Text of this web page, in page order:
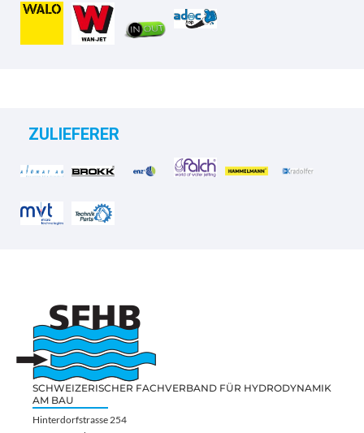
ZULIEFERER
SCHWEIZERISCHER FACHVERBAND FÜR HYDRODYNAMIK
AM BAU
Hinterdorfstrasse 254